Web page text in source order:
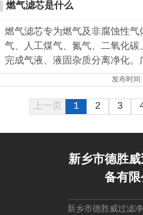
燃气滤芯是什么
燃气滤芯专为燃气及非腐蚀性
气、人工煤气、氮气、二氧化
完成气液、液固杂质分离净化。
气干线的集气站、压气站、分
站，是燃气输送系统不可或缺的
发布时间
上一页 1 2 3
新乡市德胜
备有限
新乡市德胜威过滤